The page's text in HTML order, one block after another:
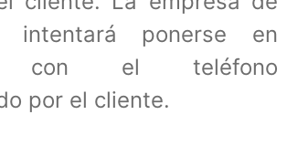
intentará ponerse en
con el teléfono
por el cliente.